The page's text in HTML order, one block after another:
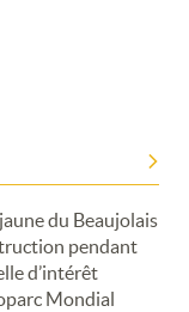
du Beaujolais
pendant
d’intérêt
Mondial